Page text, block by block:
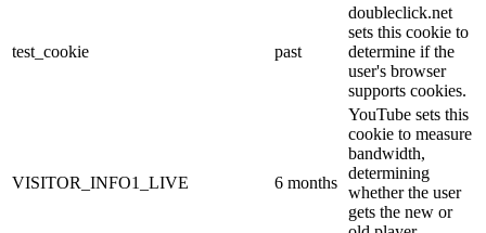
test_cookie past
doubleclick.net
sets this cookie to
determine if the
user's browser
supports cookies.
VISITOR_INFO1_LIVE 6 months
YouTube sets this
cookie to measure
bandwidth,
determining
whether the user
gets the new or